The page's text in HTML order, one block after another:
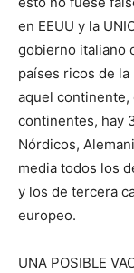
en EEUU y la
gobierno italiano
países ricos de
aquel continente,
continentes, hay
Nórdicos,
media todos los
y los de tercera
europeo.
UNA POSIBLE